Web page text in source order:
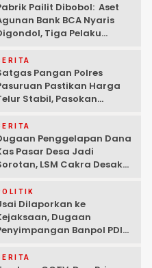
Pailit Dibobol: Aset
Bank BCA Nyaris
Tiga Pelaku
Pangan Polres
Pastikan Harga
Stabil, Pasokan
Fluktuasi
Penggelapan Dana
Pasar Desa Jadi
LSM Cakra Desak
Dilaporkan ke
Dugaan
Banpol PDIP
“6 Eks Ketua PAC